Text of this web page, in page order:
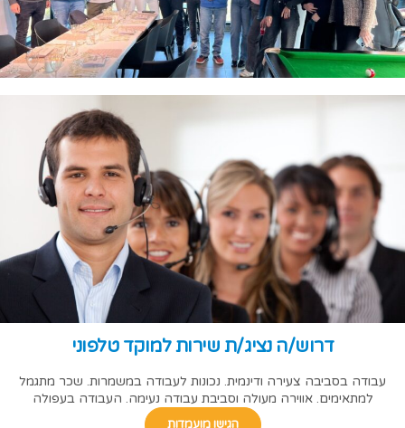
דרוש/ה נציג/ת שירות למוקד טלפוני
עבודה בסביבה צעירה ודינמית. נכונות לעבודה במשמרות. שכר מתגמל
למתאימים. אווירה מעולה וסביבת עבודה נעימה. העבודה בעפולה
הגישו מועמדות